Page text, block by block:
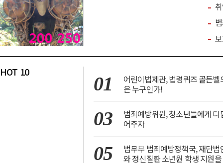
HOT 10
01
어린이법제관, 법령퀴즈 골든벨
은 누구인가!
03
범죄예방위원, 청소년들에게 디
어주자
05
법무부 범죄예방정책국, 재단법
와 정신질환 소년원 학생 지원